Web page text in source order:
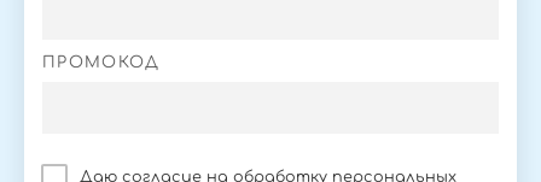
ПРОМОКОД
Даю согласие на обработку персональных